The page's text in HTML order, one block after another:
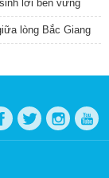
lời bền vững
lòng Bắc Giang